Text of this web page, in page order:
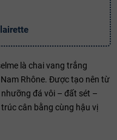
là chai vang trắng
Rhône. Được tạo nên từ
đá vôi – đất sét –
cân bằng cùng hậu vị